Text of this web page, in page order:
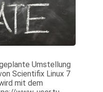
Umstellung
Scientifix Linux 7
mit dem